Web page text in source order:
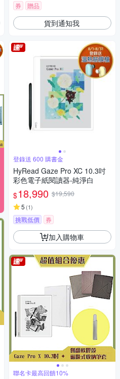
券 贈品
貨到通知我
登錄送 600 購書金
HyRead Gaze Pro XC 10.3吋
彩色電子紙閱讀器-純淨白
$18,990 $19,590
5 (1)
挑戰低價 券
加入購物車
聯名卡最高回饋10%